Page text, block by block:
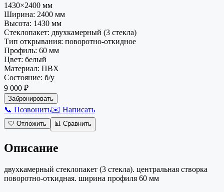
1430×2400 мм
Ширина: 2400 мм
Высота: 1430 мм
Стеклопакет: двухкамерный (3 стекла)
Тип открывания: поворотно-откидное
Профиль: 60 мм
Цвет: белый
Материал: ПВХ
Состояние: б/у
9 000 ₽
Забронировать
📞 Позвонить✉️ Написать
🤍 Отложить 📊 Сравнить
Описание
двухкамерный стеклопакет (3 стекла). центральная створка
поворотно-откидная. ширина профиля 60 мм